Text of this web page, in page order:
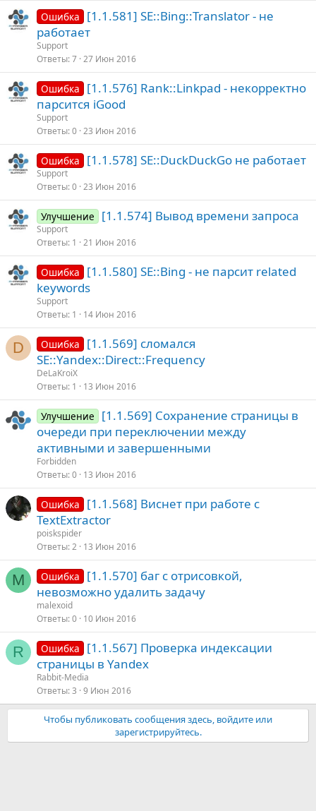
Ошибка
[1.1.581] SE::Bing::Translator - не
работает
Support
Ответы 7 27 Июн 2016
Ошибка
[1.1.576] Rank::Linkpad - некорректно
парсится iGood
Support
Ответы 0 23 Июн 2016
Ошибка [1.1.578] SE::DuckDuckGo не работает
Support
Ответы 0 23 Июн 2016
Улучшение [1.1.574] Вывод времени запроса
Support
Ответы 1 21 Июн 2016
Ошибка
[1.1.580] SE::Bing - не парсит related
keywords
Support
Ответы 1 14 Июн 2016
D Ошибка
[1.1.569] сломался
SE::Yandex::Direct::Frequency
DeLaKroiX
Ответы 1 13 Июн 2016
Улучшение
[1.1.569] Сохранение страницы в
очереди при переключении между
активными и завершенными
Forbidden
Ответы 0 13 Июн 2016
Ошибка
[1.1.568] Виснет при работе с
TextExtractor
poiskspider
Ответы 2 13 Июн 2016
M Ошибка
[1.1.570] баг с отрисовкой,
невозможно удалить задачу
malexoid
Ответы 0 10 Июн 2016
R Ошибка
[1.1.567] Проверка индексации
страницы в Yandex
Rabbit-Media
Ответы 3 9 Июн 2016
Чтобы публиковать сообщения здесь, войдите или
зарегистрируйтесь.